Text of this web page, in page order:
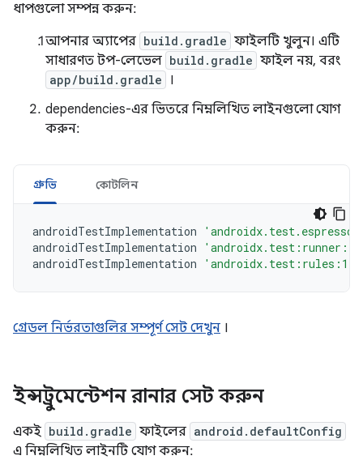
ধাপগুলো সম্পন্ন করুন:
আপনার অ্যাপের build.gradle ফাইলটি খুলুন। এটি
সাধারণত টপ-লেভেল build.gradle ফাইল নয়, বরং
app/build.gradle
।
dependencies-এর ভিতরে নিম্নলিখিত লাইনগুলো যোগ
করুন:
গ্রুভি কোটলিন
androidTestImplementation
androidTestImplementation
androidTestImplementation
গ্রেডল নির্ভরতাগুলির সম্পূর্ণ সেট দেখুন ।
ইন্সট্রুমেন্টেশন রানার সেট করুন
একই build.gradle ফাইলের android.defaultConfig
এ নিম্নলিখিত লাইনটি যোগ করুন: